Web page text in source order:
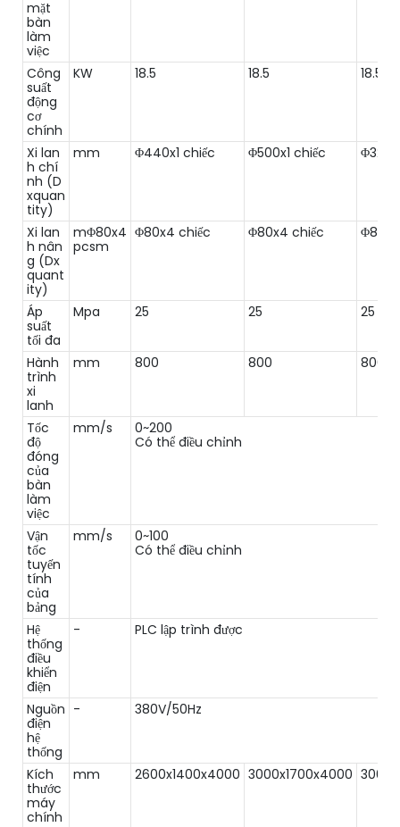
mặt
bàn
làm
việc
Công
suất
động
cơ
chính
KW 18.5 18.5 18.5
Xi lan
h chí
nh (D
xquan
tity)
mm Φ440x1 chiếc Φ500x1 chiếc
Xi lan
h nân
g (Dx
quant
ity)
mΦ80x4
pcsm
Φ80x4 chiếc Φ80x4 chiếc
Áp
suất
tối đa
Mpa 25 25 25
Hành
trình
xi
lanh
mm 800 800 800
Tốc
độ
đóng
của
bàn
làm
việc
mm/s
0~200
Có thể điều chỉnh
Vận
tốc
tuyến
tính
của
bảng
mm/s
0~100
Có thể điều chỉnh
Hệ
thống
điều
khiển
điện
- PLC lập trình được
Nguồn
điện
hệ
thống
- 380V/50Hz
Kích
thước
máy
chính
mm 2600x1400x4000 3000x1700x4000